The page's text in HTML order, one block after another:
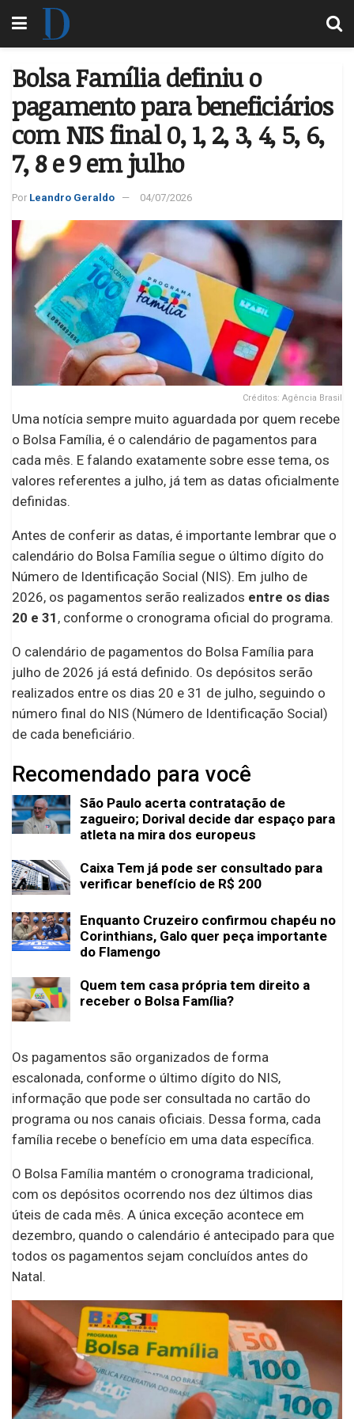
Bolsa Família definiu o
pagamento para beneficiários
com NIS final 0, 1, 2, 3, 4, 5, 6,
7, 8 e 9 em julho
Por Leandro Geraldo 04/07/2026
Créditos: Agência Brasil
Uma notícia sempre muito aguardada por quem recebe
o Bolsa Família, é o calendário de pagamentos para
cada mês. E falando exatamente sobre esse tema, os
valores referentes a julho, já tem as datas oficialmente
definidas.
Antes de conferir as datas, é importante lembrar que o
calendário do Bolsa Família segue o último dígito do
Número de Identificação Social (NIS). Em julho de
2026, os pagamentos serão realizados entre os dias
20 e 31 , conforme o cronograma oficial do programa.
O calendário de pagamentos do Bolsa Família para
julho de 2026 já está definido. Os depósitos serão
realizados entre os dias 20 e 31 de julho, seguindo o
número final do NIS (Número de Identificação Social)
de cada beneficiário.
Recomendado para você
São Paulo acerta contratação de
zagueiro; Dorival decide dar espaço para
atleta na mira dos europeus
Caixa Tem já pode ser consultado para
verificar benefício de R$ 200
Enquanto Cruzeiro confirmou chapéu no
Corinthians, Galo quer peça importante
do Flamengo
Quem tem casa própria tem direito a
receber o Bolsa Família?
Os pagamentos são organizados de forma
escalonada, conforme o último dígito do NIS,
informação que pode ser consultada no cartão do
programa ou nos canais oficiais. Dessa forma, cada
família recebe o benefício em uma data específica.
O Bolsa Família mantém o cronograma tradicional,
com os depósitos ocorrendo nos dez últimos dias
úteis de cada mês. A única exceção acontece em
dezembro, quando o calendário é antecipado para que
todos os pagamentos sejam concluídos antes do
Natal.